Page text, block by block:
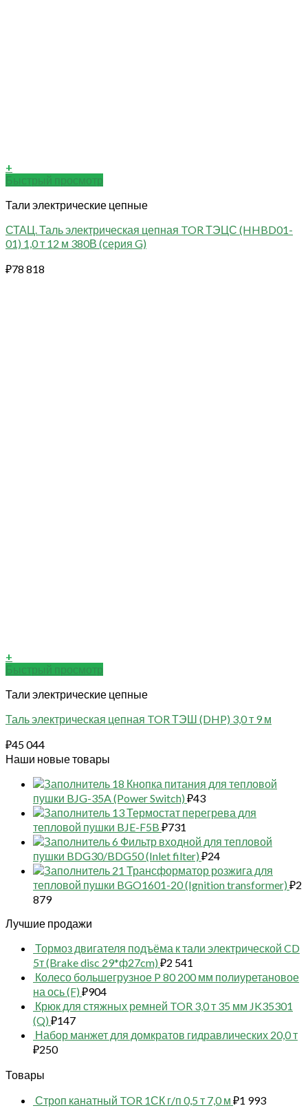
+
Быстрый просмотр
Тали электрические цепные
СТАЦ. Таль электрическая цепная TOR ТЭЦС (HHBD01-
01) 1,0 т 12 м 380В (серия G)
₽78 818
+
Быстрый просмотр
Тали электрические цепные
Таль электрическая цепная TOR ТЭШ (DHP) 3,0 т 9 м
₽45 044
Наши новые товары
18 Кнопка питания для тепловой
пушки BJG-35A (Power Switch) ₽43
13 Термостат перегрева для
тепловой пушки BJE-F5B ₽731
6 Фильтр входной для тепловой
пушки BDG30/BDG50 (Inlet filter) ₽24
21 Трансформатор розжига для
тепловой пушки BGO1601-20 (Ignition transformer) ₽2
879
Лучшие продажи
Тормоз двигателя подъёма к тали электрической CD
5т (Brake disc 29*ф27cm) ₽2 541
Колесо большегрузное P 80 200 мм полиуретановое
на ось (F) ₽904
Крюк для стяжных ремней TOR 3,0 т 35 мм JK35301
(Q) ₽147
Набор манжет для домкратов гидравлических 20,0 т
₽250
Товары
Строп канатный TOR 1СК г/п 0,5 т 7,0 м ₽1 993